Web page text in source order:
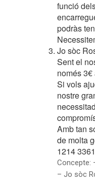
funció
podràs
Jo sòc
Sent el
només 3€
Si vols
nostre
Amb tan
de molta
1214
Concepte:
– Jo sòc